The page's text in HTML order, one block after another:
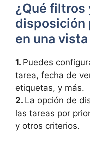
¿Qué filtros
disposición
en una
1. Puedes
tarea, fecha de
etiquetas, y más.
2. La opción de
las tareas por
y otros criterios.